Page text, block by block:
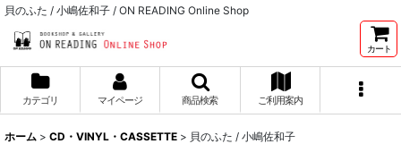
貝のふた / 小嶋佐和子 / ON READING Online Shop
カート
カテゴリ マイページ 商品検索 ご利用案内
ホーム > CD・VINYL・CASSETTE > 貝のふた / 小嶋佐和子